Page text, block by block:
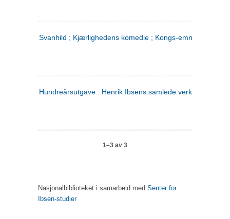
Svanhild ; Kjærlighedens komedie ; Kongs-emnerne
Hundreårsutgave : Henrik Ibsens samlede verker. 4
1–3 av 3
Nasjonalbiblioteket i samarbeid med Senter for
Ibsen-studier